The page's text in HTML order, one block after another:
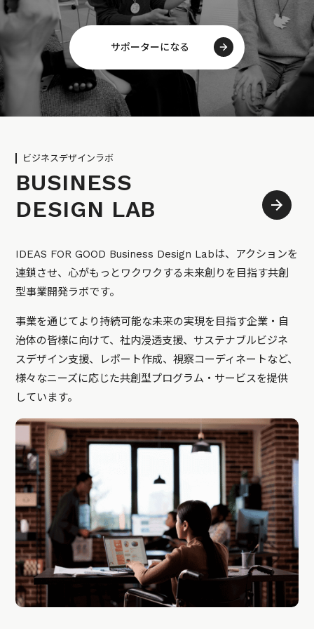
サポーターになる
ビジネスデザインラボ
BUSINESS
DESIGN LAB
IDEAS FOR GOOD Business Design Labは、アクションを
連鎖させ、心がもっとワクワクする未来創りを目指す共創
型事業開発ラボです。
事業を通じてより持続可能な未来の実現を目指す企業・自
治体の皆様に向けて、社内浸透支援、サステナブルビジネ
スデザイン支援、レポート作成、視察コーディネートなど、
様々なニーズに応じた共創型プログラム・サービスを提供
しています。